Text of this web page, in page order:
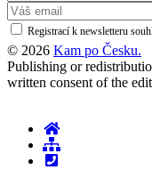
Registrací k newsletteru
© 2026 Kam po Česku.
Publishing or
written consent of the